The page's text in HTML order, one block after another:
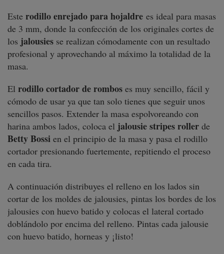
Este rodillo enrejado para hojaldre es ideal para masas
de 3 mm, donde la confección de los originales cortes de
los jalousies se realizan cómodamente con un resultado
profesional y aprovechando al máximo la totalidad de la
masa.
El rodillo cortador de rombos es muy sencillo, fácil y
cómodo de usar ya que tan solo tienes que seguir unos
sencillos pasos. Extender la masa espolvoreando con
harina ambos lados, coloca el jalousie stripes roller de
Betty Bossi en el principio de la masa y pasa el rodillo
cortador presionando fuertemente, repitiendo el proceso
en cada tira.
A continuación distribuyes el relleno en los lados sin
cortar de los moldes de jalousies, pintas los bordes de los
jalousies con huevo batido y colocas el lateral cortado
doblándolo por encima del relleno. Pintas cada jalousie
con huevo batido, horneas y ¡listo!